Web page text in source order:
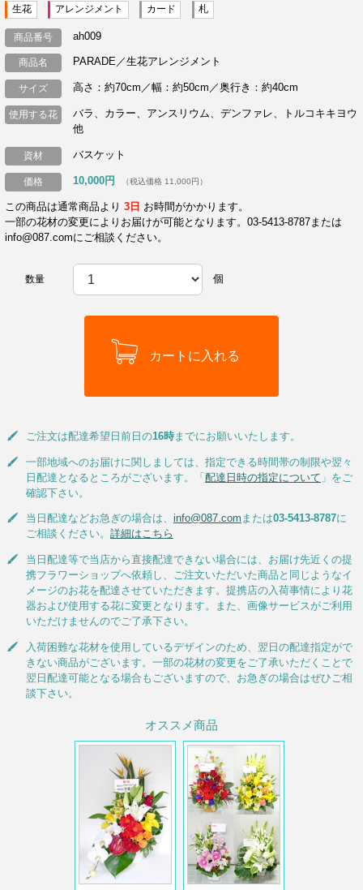
生花 アレンジメント カード 札
商品番号 ah009
商品名 PARADE／生花アレンジメント
サイズ 高さ：約70cm／幅：約50cm／奥行き：約40cm
使用する花
バラ、カラー、アンスリウム、デンファレ、トルコキキヨウ
他
資材 バスケット
価格 10,000円 （税込価格 11,000円）
この商品は通常商品より3日 お時間がかかります。
一部の花材の変更によりお届けが可能となります。03-5413-8787または
info@087.comにご相談ください。
数量 個
ご注文は配達希望日前日の16時までにお願いいたします。
一部地域へのお届けに関しましては、指定できる時間帯の制限や翌々
日配達となるところがございます。「配達日時の指定について 」をご
確認下さい。
当日配達などお急ぎの場合は、 info@087.com または03-5413-8787に
ご相談ください。 詳細はこちら
当日配達等で当店から直接配達できない場合には、お届け先近くの提
携フラワーショップへ依頼し、ご注文いただいた商品と同じようなイ
メージのお花を配達させていただきます。提携店の入荷事情により花
器および使用する花に変更となります。また、画像サービスがご利用
いただけませんのでご了承下さい。
入荷困難な花材を使用しているデザインのため、翌日の配達指定がで
きない商品がございます。一部の花材の変更をご了承いただくことで
翌日配達可能となる場合もございますので、お急ぎの場合はぜひご相
談下さい。
オススメ商品